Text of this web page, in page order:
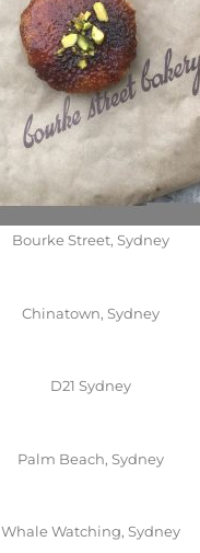
Bourke Street, Sydney
Chinatown, Sydney
D21 Sydney
Palm Beach, Sydney
Whale Watching, Sydney